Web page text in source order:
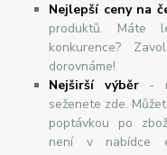
Nejlepší ceny na
produktů. Máte
konkurence?
dorovnáme!
Nejširšívýběr-
seženete zde.
poptávkou po
není v nabídce